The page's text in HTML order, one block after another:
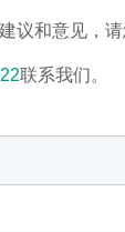
议和意见，
联系我们。